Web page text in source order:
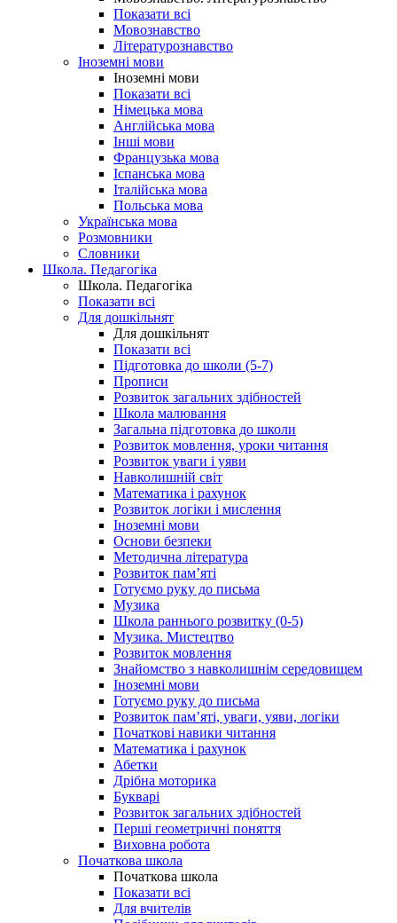
Показати всі
Мовознавство
Літературознавство
Іноземні мови
Іноземні мови
Показати всі
Німецька мова
Англійська мова
Інші мови
Французька мова
Іспанська мова
Італійська мова
Польська мова
Українська мова
Розмовники
Словники
Школа. Педагогіка
Школа. Педагогіка
Показати всі
Для дошкільнят
Для дошкільнят
Показати всі
Підготовка до школи (5-7)
Прописи
Розвиток загальних здібностей
Школа малювання
Загальна підготовка до школи
Розвиток мовлення, уроки читання
Розвиток уваги і уяви
Навколишній світ
Математика і рахунок
Розвиток логіки і мислення
Іноземні мови
Основи безпеки
Методична література
Розвиток пам’яті
Готуємо руку до письма
Музика
Школа раннього розвитку (0-5)
Музика. Мистецтво
Розвиток мовлення
Знайомство з навколишнім середовищем
Іноземні мови
Готуємо руку до письма
Розвиток пам’яті, уваги, уяви, логіки
Початкові навики читання
Математика і рахунок
Абетки
Дрібна моторика
Букварі
Розвиток загальних здібностей
Перші геометричні поняття
Виховна робота
Початкова школа
Початкова школа
Показати всі
Для вчителів